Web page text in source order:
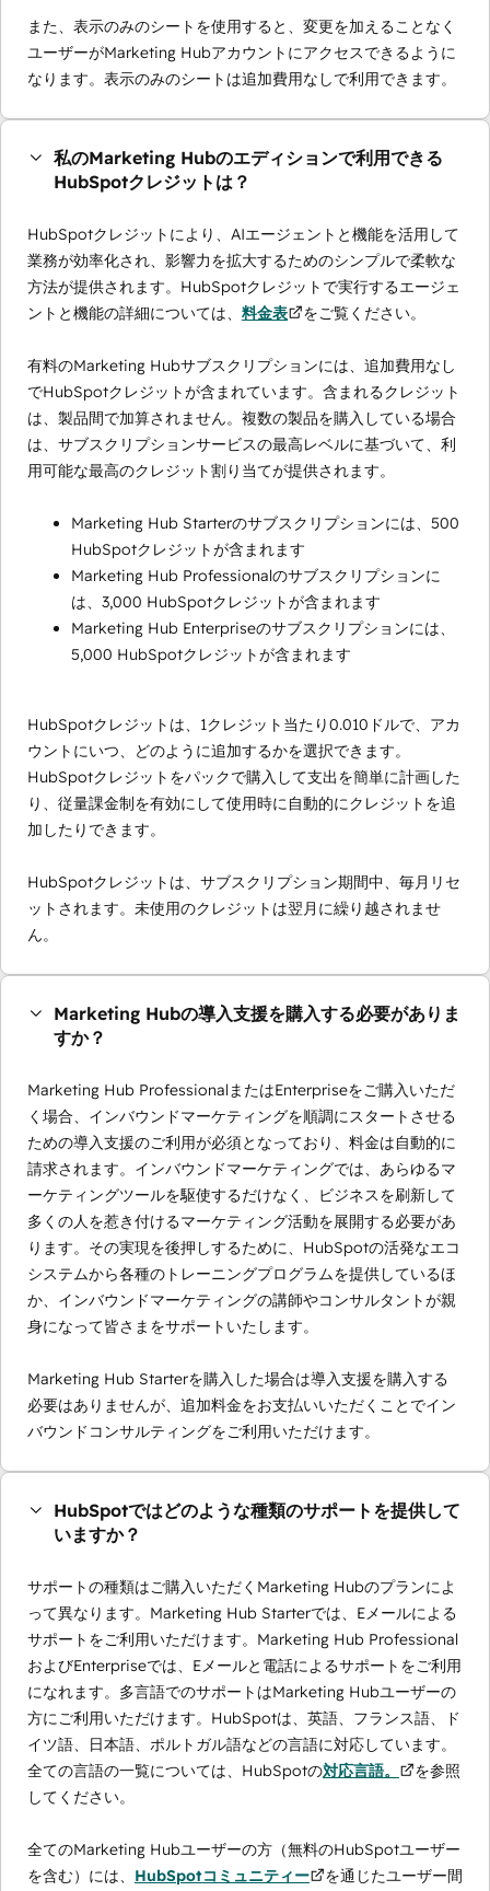
また、表示のみのシートを使用すると、変更を加えることなく
ユーザーがMarketing Hubアカウントにアクセスできるように
なります。表示のみのシートは追加費用なしで利用できます。
私のMarketing Hubのエディションで利用できる
HubSpotクレジットは？
HubSpotクレジットにより、AIエージェントと機能を活用して
業務が効率化され、影響力を拡大するためのシンプルで柔軟な
方法が提供されます。HubSpotクレジットで実行するエージェ
ントと機能の詳細については、 料金表 をご覧ください。
有料のMarketing Hubサブスクリプションには、追加費用なし
でHubSpotクレジットが含まれています。含まれるクレジット
は、製品間で加算されません。複数の製品を購入している場合
は、サブスクリプションサービスの最高レベルに基づいて、利
用可能な最高のクレジット割り当てが提供されます。
Marketing Hub Starterのサブスクリプションには、500
HubSpotクレジットが含まれます
Marketing Hub Professionalのサブスクリプションに
は、3,000 HubSpotクレジットが含まれます
Marketing Hub Enterpriseのサブスクリプションには、
5,000 HubSpotクレジットが含まれます
HubSpotクレジットは、1クレジット当たり0.010ドルで、アカ
ウントにいつ、どのように追加するかを選択できます。
HubSpotクレジットをパックで購入して支出を簡単に計画した
り、従量課金制を有効にして使用時に自動的にクレジットを追
加したりできます。
HubSpotクレジットは、サブスクリプション期間中、毎月リセ
ットされます。未使用のクレジットは翌月に繰り越されませ
ん。
Marketing Hubの導入支援を購入する必要がありま
すか？
Marketing Hub ProfessionalまたはEnterpriseをご購入いただ
く場合、インバウンドマーケティングを順調にスタートさせる
ための導入支援のご利用が必須となっており、料金は自動的に
請求されます。インバウンドマーケティングでは、あらゆるマ
ーケティングツールを駆使するだけなく、ビジネスを刷新して
多くの人を惹き付けるマーケティング活動を展開する必要があ
ります。その実現を後押しするために、HubSpotの活発なエコ
システムから各種のトレーニングプログラムを提供しているほ
か、インバウンドマーケティングの講師やコンサルタントが親
身になって皆さまをサポートいたします。
Marketing Hub Starterを購入した場合は導入支援を購入する
必要はありませんが、追加料金をお支払いいただくことでイン
バウンドコンサルティングをご利用いただけます。
HubSpotではどのような種類のサポートを提供して
いますか？
サポートの種類はご購入いただくMarketing Hubのプランによ
って異なります。Marketing Hub Starterでは、Eメールによる
サポートをご利用いただけます。Marketing Hub Professional
およびEnterpriseでは、Eメールと電話によるサポートをご利用
になれます。多言語でのサポートはMarketing Hubユーザーの
方にご利用いただけます。HubSpotは、英語、フランス語、ド
イツ語、日本語、ポルトガル語などの言語に対応しています。
全ての言語の一覧については、HubSpotの対応言語。
を参照
してください。
全てのMarketing Hubユーザーの方（無料のHubSpotユーザー
を含む）には、 HubSpotコミュニティー
を通じたユーザー間